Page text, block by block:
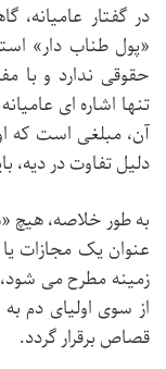
در گفتار عامیانه،
«پول طناب دار»
حقوقی ندارد و با
تنها اشاره ای
آن، مبلغی است که
دلیل تفاوت در دیه،
به طور خلاصه، هیچ
عنوان یک مجازات یا
زمینه مطرح می
از سوی اولیای دم
قصاص برقرار گردد.